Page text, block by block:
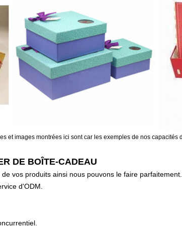
et images montrées ici sont car les exemples de nos
DE BOÎTE-CADEAU
vos produits ainsi nous pouvons le faire parfaitement.
d'ODM.